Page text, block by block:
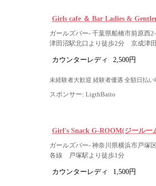
Girls cafe ＆ Bar Ladies &
ガールズバー- 千葉県船橋市前原西
津田沼駅北口より徒歩2分 京成津
カウンターレディ 2,500円
未経験者大歓迎 経験者優遇 全額日払
スポンサー: LigthBaito
Girl's Snack G-ROOM(ジールー
ガールズバー- 神奈川県横浜市戸塚
各線 戸塚駅より徒歩1分
カウンターレディ 1,500円